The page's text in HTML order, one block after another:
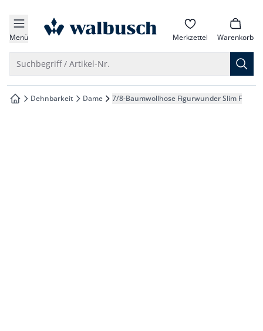
springen
springen
springen
springen
Menü zur Startseite Merkzettel Warenkorb
Suchbegriff / Artikel-Nr.
zur Startseite
Dehnbarkeit Dame 7/8-Baumwollhose Figurwunder Slim F